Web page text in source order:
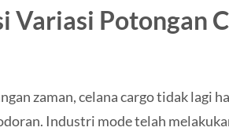
Variasi Potongan
zaman, celana cargo tidak lagi
Industri mode telah